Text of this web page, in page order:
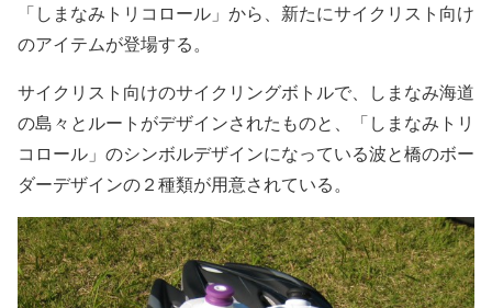
「しまなみトリコロール」から、新たにサイクリスト向け
のアイテムが登場する。
サイクリスト向けのサイクリングボトルで、しまなみ海道
の島々とルートがデザインされたものと、「しまなみトリ
コロール」のシンボルデザインになっている波と橋のボー
ダーデザインの２種類が用意されている。